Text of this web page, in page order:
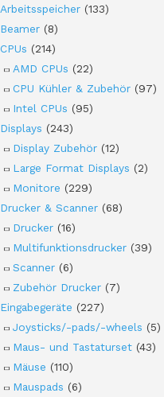
Arbeitsspeicher (133)
Beamer (8)
CPUs (214)
AMD CPUs (22)
CPU Kühler & Zubehör (97)
Intel CPUs (95)
Displays (243)
Display Zubehör (12)
Large Format Displays (2)
Monitore (229)
Drucker & Scanner (68)
Drucker (16)
Multifunktionsdrucker (39)
Scanner (6)
Zubehör Drucker (7)
Eingabegeräte (227)
Joysticks/-pads/-wheels (5)
Maus- und Tastaturset (43)
Mäuse (110)
Mauspads (6)